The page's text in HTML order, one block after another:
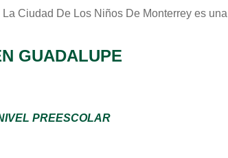
Ciudad De Los Niños De Monterrey es
GUADALUPE
PREESCOLAR